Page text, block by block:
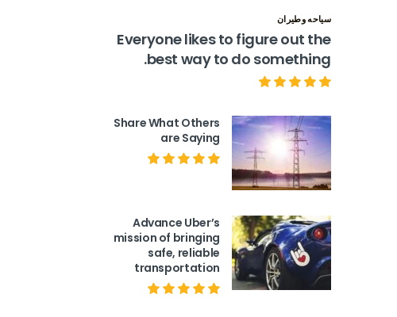
سياحه وطيران
Everyone likes to figure out the
best way to do something.
Share What Others
are Saying
Advance Uber’s
mission of bringing
safe, reliable
transportation